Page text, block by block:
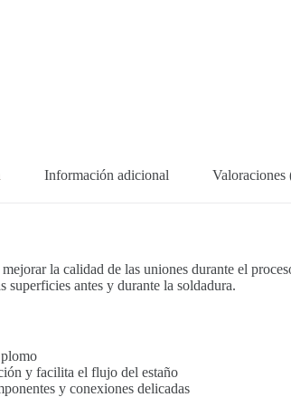
Información adicional Valoraciones
la calidad de las uniones durante el
antes y durante la soldadura.
y facilita el flujo del estaño
y conexiones delicadas